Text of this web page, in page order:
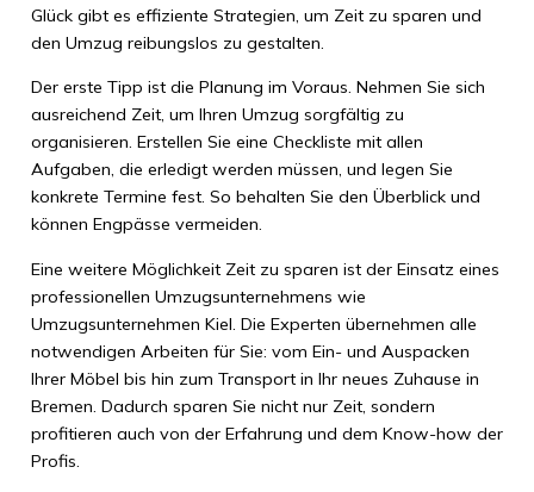
Glück gibt es effiziente Strategien, um Zeit zu sparen und
den Umzug reibungslos zu gestalten.
Der erste Tipp ist die Planung im Voraus. Nehmen Sie sich
ausreichend Zeit, um Ihren Umzug sorgfältig zu
organisieren. Erstellen Sie eine Checkliste mit allen
Aufgaben, die erledigt werden müssen, und legen Sie
konkrete Termine fest. So behalten Sie den Überblick und
können Engpässe vermeiden.
Eine weitere Möglichkeit Zeit zu sparen ist der Einsatz eines
professionellen Umzugsunternehmens wie
Umzugsunternehmen Kiel. Die Experten übernehmen alle
notwendigen Arbeiten für Sie: vom Ein- und Auspacken
Ihrer Möbel bis hin zum Transport in Ihr neues Zuhause in
Bremen. Dadurch sparen Sie nicht nur Zeit, sondern
profitieren auch von der Erfahrung und dem Know-how der
Profis.